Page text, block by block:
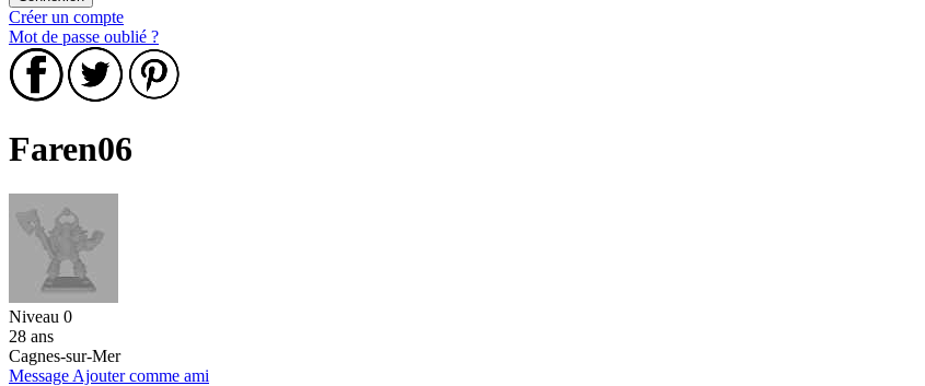
Créer un compte
Mot de passe oublié ?
Faren06
Niveau 0
28 ans
Cagnes-sur-Mer
Message Ajouter comme ami